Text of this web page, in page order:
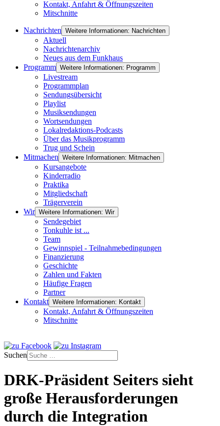
Kontakt, Anfahrt & Öffnungszeiten
Mitschnitte
Nachrichten Weitere Informationen: Nachrichten
Aktuell
Nachrichtenarchiv
Neues aus dem Funkhaus
Programm Weitere Informationen: Programm
Livestream
Programmplan
Sendungsübersicht
Playlist
Musiksendungen
Wortsendungen
Lokalredaktions-Podcasts
Über das Musikprogramm
Trug und Schein
Mitmachen Weitere Informationen: Mitmachen
Kursangebote
Kinderradio
Praktika
Mitgliedschaft
Trägerverein
Wir Weitere Informationen: Wir
Sendegebiet
Tonkuhle ist ...
Team
Gewinnspiel - Teilnahmebedingungen
Finanzierung
Geschichte
Zahlen und Fakten
Häufige Fragen
Partner
Kontakt Weitere Informationen: Kontakt
Kontakt, Anfahrt & Öffnungszeiten
Mitschnitte
Suchen
DRK-Präsident Seiters sieht
große Herausforderungen
durch die Integration